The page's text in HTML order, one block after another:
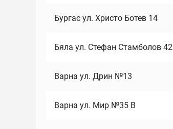
Бургас ул. Христо Ботев 14
Бяла ул. Стефан Стамболов 42
Варна ул. Дрин №13
Варна ул. Мир №35 В